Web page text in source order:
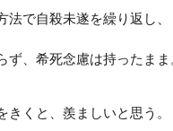
法で自殺未遂を繰り返し、
、希死念慮は持ったまま
くと、羨ましいと思う。